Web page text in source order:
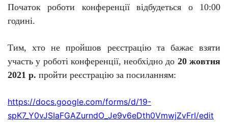
Початок роботи конференціївідбудеться о 10:00
годині.
Тим, хто не пройшов реєстрацію та бажаєвзяти
участь у роботі конференції,необхідно до 20 жовтня
2021 р. пройти реєстрацію за посиланням:
https://docs.google.com/forms/d/19-
spK7_ Y0vJSIaFGAZurndO Je9v6eDth0VmwjZvFrI/edit